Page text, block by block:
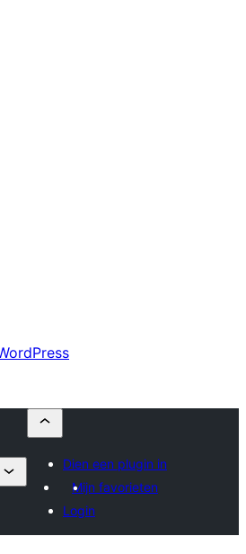
Dien een plugin in
Mijn favorieten
Login